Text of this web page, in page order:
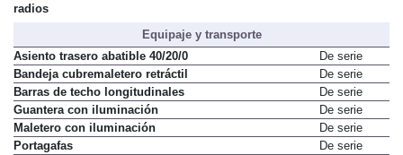
radios
Equipaje y transporte
Asiento trasero abatible 40/20/0
De serie
Bandeja cubremaletero retráctil
De serie
Barras de techo longitudinales
De serie
Guantera con iluminación
De serie
Maletero con iluminación
De serie
Portagafas
De serie